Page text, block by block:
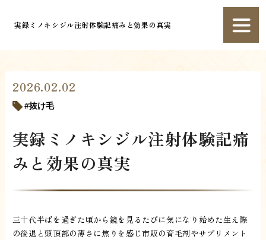
実録ミノキシジル注射体験記痛みと効果の真実
2026.02.02
抜け毛
実録ミノキシジル注射体験記痛
みと効果の真実
三十代半ばを過ぎた頃から鏡を見るたびに気になり始めた生え際
の後退と頭頂部の薄さに焦りを感じ市販の育毛剤やサプリメント